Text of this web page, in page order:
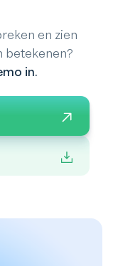
en zien
betekenen?
in.